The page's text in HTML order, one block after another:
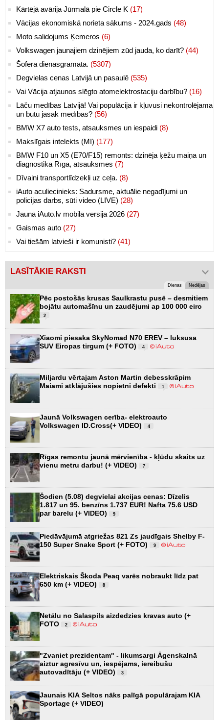
Kārtējā avārija Jūrmalā pie Circle K (17)
Vācijas ekonomiskā norieta sākums - 2024.gads (48)
Moto salidojums Ķemeros (6)
Volkswagen jaunajiem dzinējiem zūd jauda, ko darīt? (44)
Šofera dienasgrāmata. (5307)
Degvielas cenas Latvijā un pasaulē (535)
Vai Vācija atjaunos slēgto atomelektrostaciju darbību? (16)
Lāču medības Latvijā! Vai populācija ir kļuvusi nekontrolējama
un būtu jāsāk medības? (56)
BMW X7 auto tests, atsauksmes un iespaidi (8)
Makslīgais intelekts (MI) (177)
BMW F10 un X5 (E70/F15) remonts: dzinēja ķēžu maiņa un
diagnostika Rīgā, atsauksmes (7)
Dīvaini transportlīdzekļi uz ceļa. (8)
iAuto aculiecinieks: Sadursme, aktuālie negadījumi un
policijas darbs, sūti video (LIVE) (28)
Jaunā iAuto.lv mobilā versija 2026 (27)
Gaismas auto (27)
Vai tiešām latvieši ir komunisti? (41)
LASĪTĀKIE RAKSTI
Dienas Nedēļas
Pēc postošās krusas Saulkrastu pusē – desmitiem
bojātu automašīnu un zaudējumi ap 100 000 eiro
2
Xiaomi piesaka SkyNomad N70 EREV – luksusa
SUV Eiropas tirgum (+ FOTO)
4
Miljardu vērtajam Aston Martin debesskrāpim
Maiami atklājušies nopietni defekti
1
Jaunā Volkswagen cerība- elektroauto
Volkswagen ID.Cross(+ VIDEO)
4
Rīgas remontu jaunā mērvienība - kļūdu skaits uz
vienu metru darbu! (+ VIDEO)
7
Šodien (5.08) degvielai akcijas cenas: Dīzelis
1.817 un 95. benzīns 1.737 EUR! Nafta 75.6 USD
par barelu (+ VIDEO)
9
Piedāvājumā atgriežas 821 Zs jaudīgais Shelby F-
150 Super Snake Sport (+ FOTO)
9
Elektriskais Škoda Peaq varēs nobraukt līdz pat
650 km (+ VIDEO)
8
Netālu no Salaspils aizdedzies kravas auto (+
FOTO
2
"Zvaniet prezidentam" - likumsargi Āgenskalnā
aiztur agresīvu un, iespējams, iereibušu
autovadītāju (+ VIDEO)
3
Jaunais KIA Seltos nāks palīgā populārajam KIA
Sportage (+ VIDEO)